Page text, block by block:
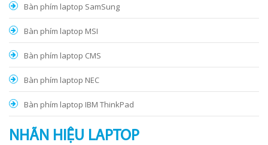
Bàn phím laptop SamSung
Bàn phím laptop MSI
Bàn phím laptop CMS
Bàn phím laptop NEC
Bàn phím laptop IBM ThinkPad
NHÃN HIỆU LAPTOP